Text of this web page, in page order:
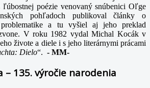
ľúbostnej poézie venovaný snúbenici Oľge
pohľadoch publikoval články o
a tu vyšiel aj jeho preklad
V roku 1982 vydal Michal Kocák v
živote a diele i s jeho literárnymi prácami
Dielo“. - MM-
– 135. výročie narodenia